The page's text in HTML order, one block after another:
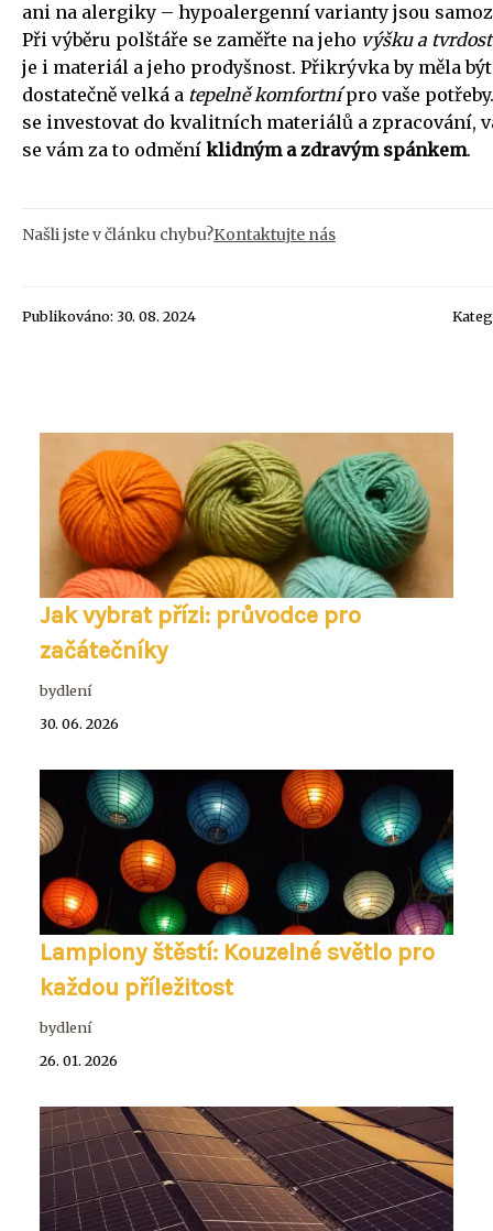
ani na alergiky – hypoalergenní varianty jsou
Při výběru polštáře se zaměřte na jeho výšku a tvrdost
je i materiál a jeho prodyšnost. Přikrývka by měla být
dostatečně velká a tepelně komfortnípro vaše
se investovat do kvalitních materiálů a zpracování,
se vám za to odmění klidným a zdravým spánkem.
Našli jste v článku chybu?Kontaktujte nás
Publikováno: 30. 08. 2024
Jak vybrat přízi: průvodce pro
začátečníky
bydlení
30. 06. 2026
Lampiony štěstí: Kouzelné světlo pro
každou příležitost
bydlení
26. 01. 2026